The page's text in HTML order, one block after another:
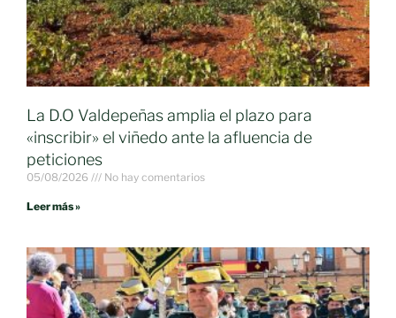
La D.O Valdepeñas amplia el plazo para
«inscribir» el viñedo ante la afluencia de
peticiones
05/08/2026 No hay comentarios
Leer más »